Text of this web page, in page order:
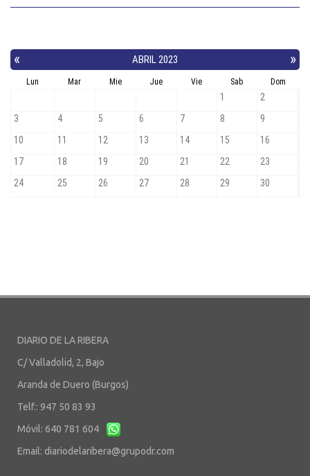
DIARIO DE LA RIBERA
C/ Valladolid, 2, Bajo
Aranda de Duero (Burgos)
Telf.: 947 50 83 93
Móvil: 640 781 604
Email: diariodelaribera@grupodr.com